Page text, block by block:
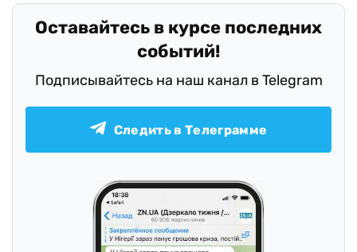
Оставайтесь в курсе последних
событий!
Подписывайтесь на наш канал в Telegram
Следить в Телеграмме